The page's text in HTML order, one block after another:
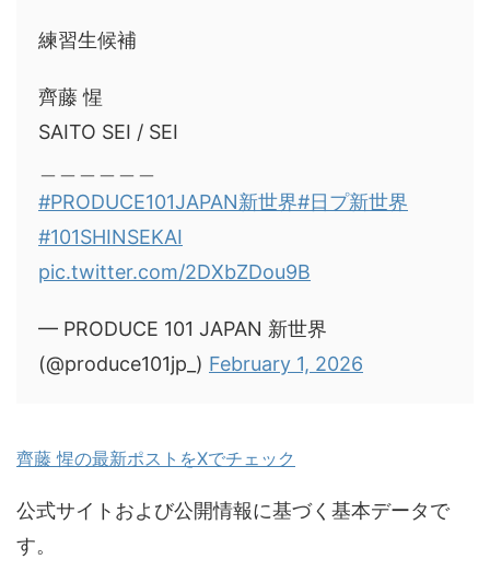
練習生候補
齊藤 惺
SAITO SEI / SEI
#PRODUCE101JAPAN新世界#日プ新世界
#101SHINSEKAI
pic.twitter.com/2DXbZDou9B
— PRODUCE 101 JAPAN 新世界
(@produce101jp_) February 1, 2026
齊藤 惺の最新ポストをXでチェック
公式サイトおよび公開情報に基づく基本データで
す。